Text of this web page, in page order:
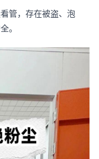
管，存在被盗、泡
。